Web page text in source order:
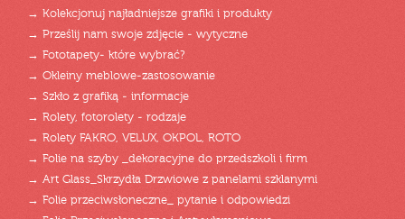
→ Kolekcjonuj najładniejsze grafiki i produkty
→ Prześlij nam swoje zdjęcie - wytyczne
→ Fototapety- które wybrać?
→ Okleiny meblowe-zastosowanie
→ Szkło z grafiką - informacje
→ Rolety, fotorolety - rodzaje
→ Rolety FAKRO, VELUX, OKPOL, ROTO
→ Folie na szyby _dekoracyjne do przedszkoli i firm
→ Art Glass_Skrzydła Drzwiowe z panelami szklanymi
→ Folie przeciwsłoneczne_ pytanie i odpowiedzi